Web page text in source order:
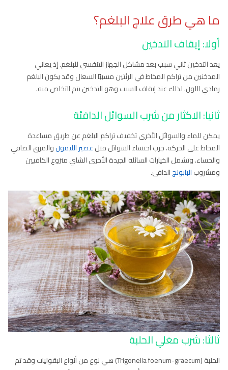
ما هي طرق علاج البلغم؟
أولا: إيقاف التدخين
يعد التدخين ثاني سبب بعد مشاكل الجهاز التنفسي للبلغم. إذ يعاني
المدخنين من تراكم المخاط في الرئتين مسببًا السعال وقد يكون البلغم
رمادي اللون. لذلك عند إيقاف السبب وهو التدخين يتم التخلص منه.
ثانيا: الاكثار من شرب السوائل الدافئة
يمكن للماء والسوائل الأخرى تخفيف تراكم البلغم عن طريق مساعدة
المخاط على الحركة. جرب احتساء السوائل مثلعصير الليمونوالمرق الصافي
والحساء. وتشمل الخيارات السائلة الجيدة الأخرى الشاي منزوع الكافيين
ومشروبالبابونجالدافئ.
ثالثا: شرب مغلي الحلبة
الحلبة (Trigonella foenum-graecum) هي نوع من أنواع البقوليات وقد تم